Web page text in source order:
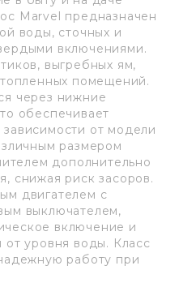
Marvel предназначен
воды, сточных и
включениями.
выгребных ям,
помещений.
через нижние
обеспечивает
от модели
размером
дополнительно
снижая риск засоров.
двигателем с
выключателем,
включение и
от уровня воды. Класс
работу при